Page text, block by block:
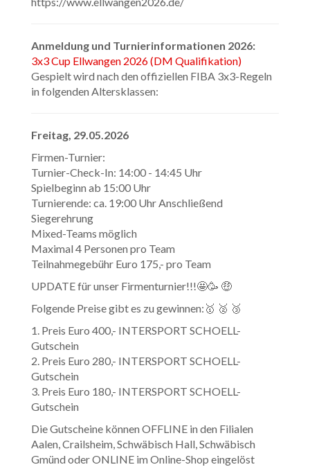
Anmeldung und Turnierinformationen 2026:
3x3 Cup Ellwangen 2026 (DM Qualifikation)
Gespielt wird nach den offiziellen FIBA 3x3-Regeln
in folgenden Altersklassen:
Freitag, 29.05.2026
Firmen-Turnier:
Turnier-Check-In: 14:00 - 14:45 Uhr
Spielbeginn ab 15:00 Uhr
Turnierende: ca. 19:00 Uhr Anschließend
Siegerehrung
Mixed-Teams möglich
Maximal 4 Personen pro Team
Teilnahmegebühr Euro 175,- pro Team
UPDATE für unser Firmenturnier!!!🤩🥳 🤑
Folgende Preise gibt es zu gewinnen:🥇 🥈 🥉
1. Preis Euro 400,- INTERSPORT SCHOELL-
Gutschein
2. Preis Euro 280,- INTERSPORT SCHOELL-
Gutschein
3. Preis Euro 180,- INTERSPORT SCHOELL-
Gutschein
Die Gutscheine können OFFLINE in den Filialen
Aalen, Crailsheim, Schwäbisch Hall, Schwäbisch
Gmünd oder ONLINE im Online-Shop eingelöst